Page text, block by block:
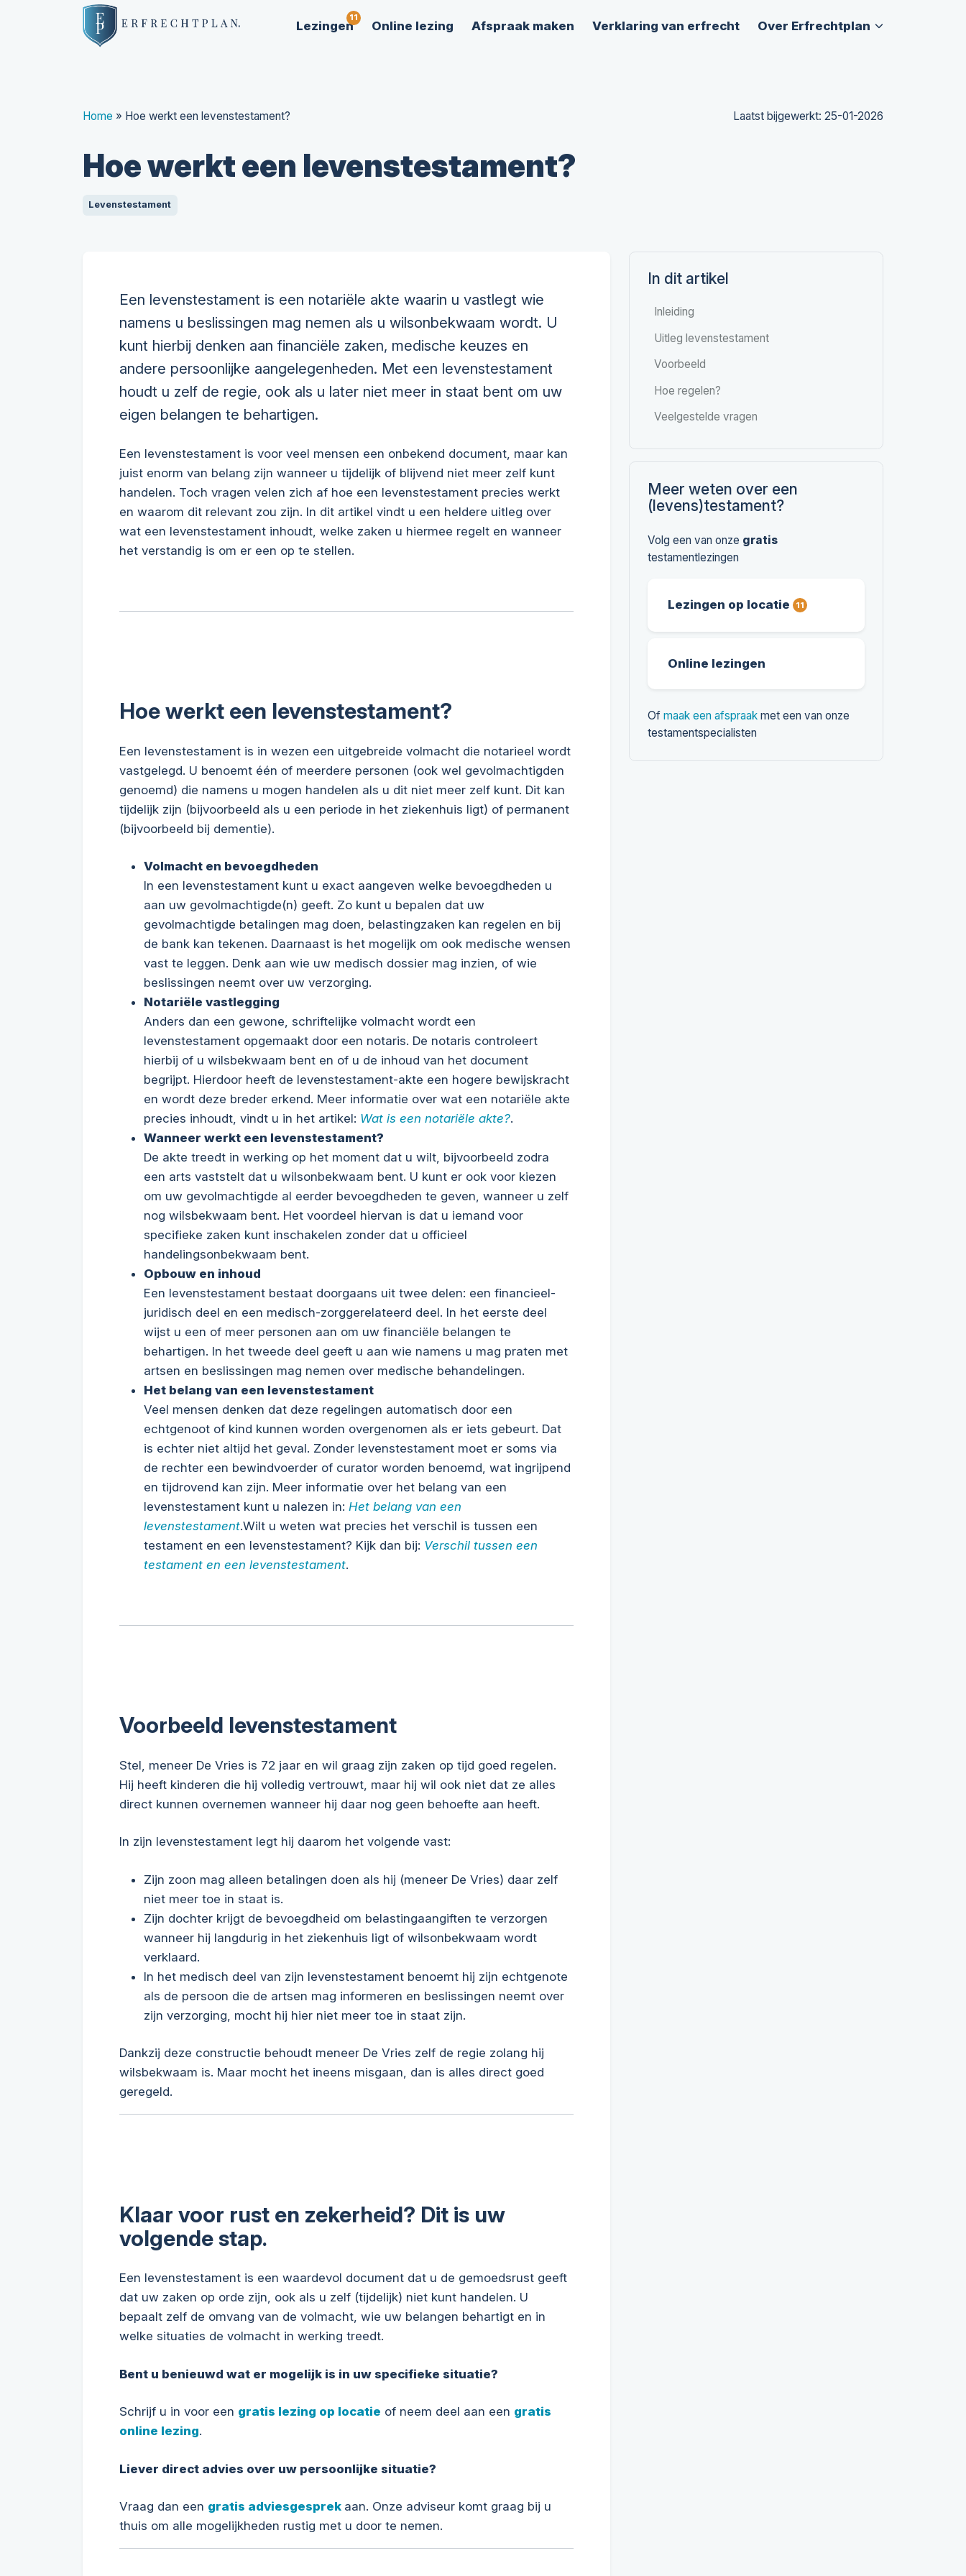
Lezingen Online lezing Afspraak maken Verklaring van erfrecht Over Erfrechtplan
Home » Hoe werkt een levenstestament? Laatst bijgewerkt: 25-01-2026
Hoe werkt een levenstestament?
Levenstestament
Een levenstestament is een notariële akte waarin u vastlegt wie
namens u beslissingen mag nemen als u wilsonbekwaam wordt. U
kunt hierbij denken aan financiële zaken, medische keuzes en
andere persoonlijke aangelegenheden. Met een levenstestament
houdt u zelf de regie, ook als u later niet meer in staat bent om uw
eigen belangen te behartigen.
Een levenstestament is voor veel mensen een onbekend document, maar kan
juist enorm van belang zijn wanneer u tijdelijk of blijvend niet meer zelf kunt
handelen. Toch vragen velen zich af hoe een levenstestament precies werkt
en waarom dit relevant zou zijn. In dit artikel vindt u een heldere uitleg over
wat een levenstestament inhoudt, welke zaken u hiermee regelt en wanneer
het verstandig is om er een op te stellen.
Hoe werkt een levenstestament?
Een levenstestament is in wezen een uitgebreide volmacht die notarieel wordt
vastgelegd. U benoemt één of meerdere personen (ook wel gevolmachtigden
genoemd) die namens u mogen handelen als u dit niet meer zelf kunt. Dit kan
tijdelijk zijn (bijvoorbeeld als u een periode in het ziekenhuis ligt) of permanent
(bijvoorbeeld bij dementie).
Volmacht en bevoegdheden
In een levenstestament kunt u exact aangeven welke bevoegdheden u
aan uw gevolmachtigde(n) geeft. Zo kunt u bepalen dat uw
gevolmachtigde betalingen mag doen, belastingzaken kan regelen en bij
de bank kan tekenen. Daarnaast is het mogelijk om ook medische wensen
vast te leggen. Denk aan wie uw medisch dossier mag inzien, of wie
beslissingen neemt over uw verzorging.
Notariële vastlegging
Anders dan een gewone, schriftelijke volmacht wordt een
levenstestament opgemaakt door een notaris. De notaris controleert
hierbij of u wilsbekwaam bent en of u de inhoud van het document
begrijpt. Hierdoor heeft de levenstestament-akte een hogere bewijskracht
en wordt deze breder erkend. Meer informatie over wat een notariële akte
precies inhoudt, vindt u in het artikel: Wat is een notariële akte?.
Wanneer werkt een levenstestament?
De akte treedt in werking op het moment dat u wilt, bijvoorbeeld zodra
een arts vaststelt dat u wilsonbekwaam bent. U kunt er ook voor kiezen
om uw gevolmachtigde al eerder bevoegdheden te geven, wanneer u zelf
nog wilsbekwaam bent. Het voordeel hiervan is dat u iemand voor
specifieke zaken kunt inschakelen zonder dat u officieel
handelingsonbekwaam bent.
Opbouw en inhoud
Een levenstestament bestaat doorgaans uit twee delen: een financieel-
juridisch deel en een medisch-zorggerelateerd deel. In het eerste deel
wijst u een of meer personen aan om uw financiële belangen te
behartigen. In het tweede deel geeft u aan wie namens u mag praten met
artsen en beslissingen mag nemen over medische behandelingen.
Het belang van een levenstestament
Veel mensen denken dat deze regelingen automatisch door een
echtgenoot of kind kunnen worden overgenomen als er iets gebeurt. Dat
is echter niet altijd het geval. Zonder levenstestament moet er soms via
de rechter een bewindvoerder of curator worden benoemd, wat ingrijpend
en tijdrovend kan zijn. Meer informatie over het belang van een
levenstestament kunt u nalezen in: Het belang van een
levenstestament.Wilt u weten wat precies het verschil is tussen een
testament en een levenstestament? Kijk dan bij: Verschil tussen een
testament en een levenstestament.
Voorbeeld levenstestament
Stel, meneer De Vries is 72 jaar en wil graag zijn zaken op tijd goed regelen.
Hij heeft kinderen die hij volledig vertrouwt, maar hij wil ook niet dat ze alles
direct kunnen overnemen wanneer hij daar nog geen behoefte aan heeft.
In zijn levenstestament legt hij daarom het volgende vast:
Zijn zoon mag alleen betalingen doen als hij (meneer De Vries) daar zelf
niet meer toe in staat is.
Zijn dochter krijgt de bevoegdheid om belastingaangiften te verzorgen
wanneer hij langdurig in het ziekenhuis ligt of wilsonbekwaam wordt
verklaard.
In het medisch deel van zijn levenstestament benoemt hij zijn echtgenote
als de persoon die de artsen mag informeren en beslissingen neemt over
zijn verzorging, mocht hij hier niet meer toe in staat zijn.
Dankzij deze constructie behoudt meneer De Vries zelf de regie zolang hij
wilsbekwaam is. Maar mocht het ineens misgaan, dan is alles direct goed
geregeld.
Klaar voor rust en zekerheid? Dit is uw
volgende stap.
Een levenstestament is een waardevol document dat u de gemoedsrust geeft
dat uw zaken op orde zijn, ook als u zelf (tijdelijk) niet kunt handelen. U
bepaalt zelf de omvang van de volmacht, wie uw belangen behartigt en in
welke situaties de volmacht in werking treedt.
Bent u benieuwd wat er mogelijk is in uw specifieke situatie?
Schrijf u in voor een gratis lezing op locatie of neem deel aan een gratis
online lezing.
Liever direct advies over uw persoonlijke situatie?
Vraag dan een gratis adviesgesprek aan. Onze adviseur komt graag bij u
thuis om alle mogelijkheden rustig met u door te nemen.
In dit artikel
Inleiding
Uitleg levenstestament
Voorbeeld
Hoe regelen?
Veelgestelde vragen
Meer weten over een
(levens)testament?
Volg een van onze gratis
testamentlezingen
Lezingen op locatie 11
Online lezingen
Ofmaak een afspraak met een van onze
testamentspecialisten